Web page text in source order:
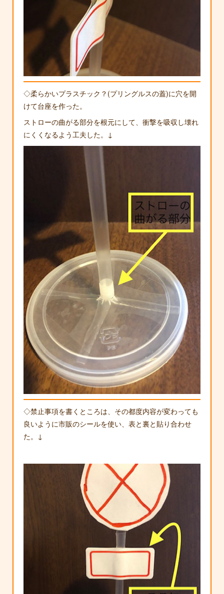
◇柔らかいプラスチック？(プリングルスの蓋)に穴を開
けて台座を作った。
ストローの曲がる部分を根元にして、衝撃を吸収し壊れ
にくくなるよう工夫した。↓
◇禁止事項を書くところは、その都度内容が変わっても
良いように市販のシールを使い、表と裏と貼り合わせ
た。↓